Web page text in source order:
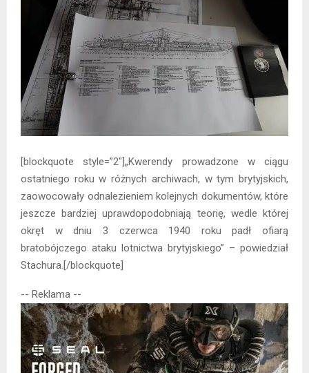
[blockquote style=”2″]„Kwerendy prowadzone w ciągu
ostatniego roku w różnych archiwach, w tym brytyjskich,
zaowocowały odnalezieniem kolejnych dokumentów, które
jeszcze bardziej uprawdopodobniają teorię, wedle której
okręt w dniu 3 czerwca 1940 roku padł ofiarą
bratobójczego ataku lotnictwa brytyjskiego” – powiedział
Stachura.[/blockquote]
-- Reklama --